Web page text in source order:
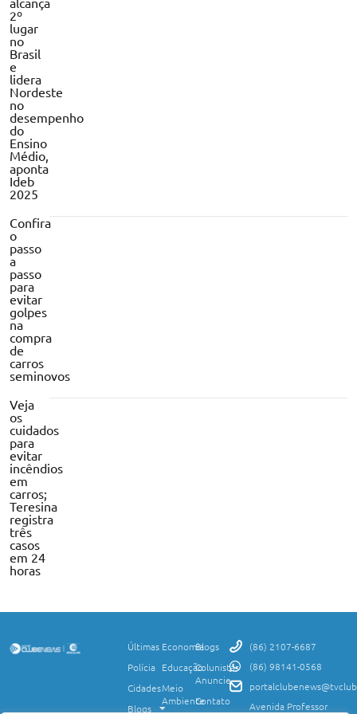
2º
lugar
no
Brasil
e
lidera
Nordeste
no
desempenho
do
Ensino
Médio,
aponta
Ideb
2025
Confira
o
passo
a
passo
para
evitar
golpes
na
compra
de
carros
seminovos
Veja
os
cuidados
para
evitar
incêndios
em
carros;
Teresina
registra
três
casos
em 24
horas
Últimas
Polícia
Cidades
Blogs
Economia
Educação
Meio
Ambiente
Blogs
Colunistas
Anuncie
Contato
(86) 2107-6687
(86) 98141-0568
Avenida Professor